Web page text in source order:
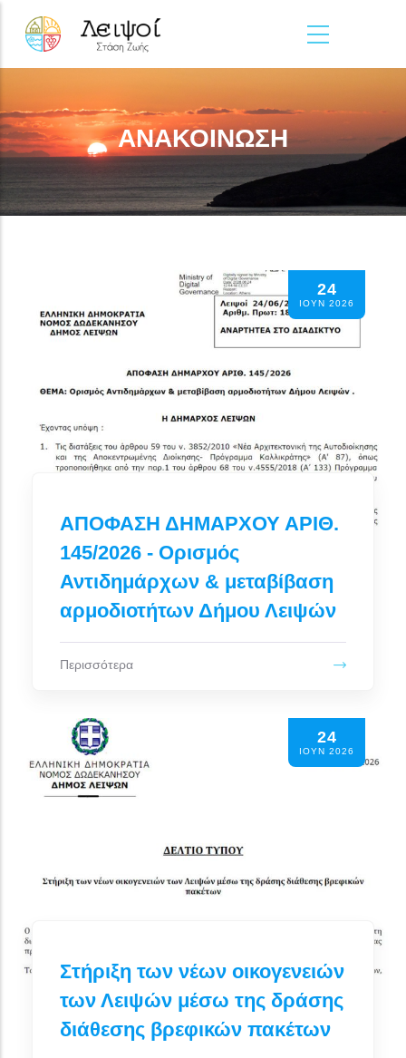
ΑΝΑΚΟΙΝΩΣΗ
24
ΙΟΥΝ 2026
ΑΠΟΦΑΣΗ ΔΗΜΑΡΧΟΥ ΑΡΙΘ.
145/2026 - Ορισμός
Αντιδημάρχων & μεταβίβαση
αρμοδιοτήτων Δήμου Λειψών
Περισσότερα
24
ΙΟΥΝ 2026
Στήριξη των νέων οικογενειών
των Λειψών μέσω της δράσης
διάθεσης βρεφικών πακέτων